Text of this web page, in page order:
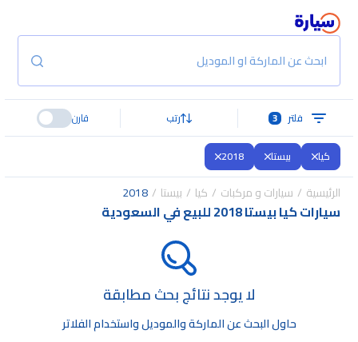
ابحث عن الماركة او الموديل
فلتر 3 رتب قارن
كيا بيستا 2018
الرئيسية سيارات و مركبات كيا بيستا 2018
سيارات كيا بيستا 2018 للبيع في السعودية
لا يوجد نتائج بحث مطابقة
حاول البحث عن الماركة والموديل واستخدام الفلاتر